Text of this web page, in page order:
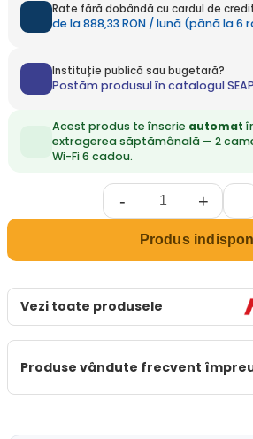
Rate fără dobândă cu cardul de
de la 888,33 RON / lună (până la 6
Instituție publică sau bugetară?
Postăm produsul în catalogul SEAP
Acest produs te înscrie automat
extragerea săptămânală — 2
Wi-Fi 6 cadou.
- +
Produs
Vezi toate produsele
Produse vândute frecvent